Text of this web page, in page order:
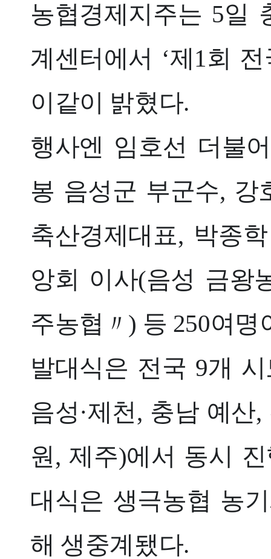
농협경제지주는 5일
계센터에서 ‘제1회
이같이 밝혔다.
행사엔 임호선 더불
봉 음성군 부군수, 강
축산경제대표, 박종
앙회 이사(음성 금왕
주농협〃) 등 250여명
발대식은 전국 9개
음성·제천, 충남 예
원, 제주)에서 동시
대식은 생극농협 농
해 생중계됐다.